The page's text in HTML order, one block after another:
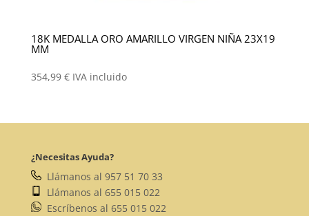
18K MEDALLA ORO AMARILLO VIRGEN NIÑA 23X19
MM
354,99 € IVA incluido
¿Necesitas Ayuda?
Llámanos al 957 51 70 33
Llámanos al 655 015 022
Escríbenos al 655 015 022